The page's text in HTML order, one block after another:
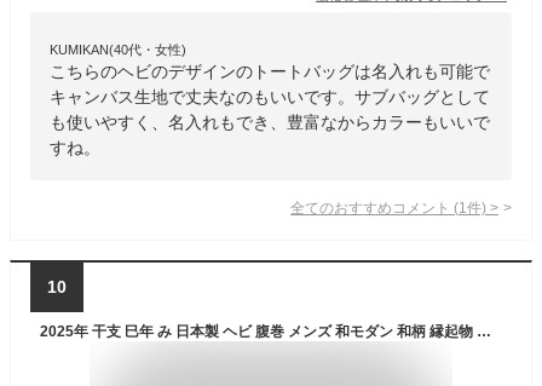
KUMIKAN(40代・女性)
こちらのヘビのデザインのトートバッグは名入れも可能で
キャンバス生地で丈夫なのもいいです。サブバッグとして
も使いやすく、名入れもでき、豊富なからカラーもいいで
すね。
全てのおすすめコメント (1 件) >
10
2025年 干支 巳年 み 日本製 ヘビ 腹巻 メンズ 和モダン 和柄 縁起物 毛 混 おしゃれ 見えてもOK 2025